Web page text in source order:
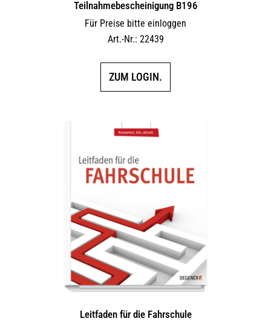
Teilnahmebescheinigung B196
Für Preise bitte einloggen
Art.-Nr.: 22439
ZUM LOGIN.
Leitfaden für die Fahrschule